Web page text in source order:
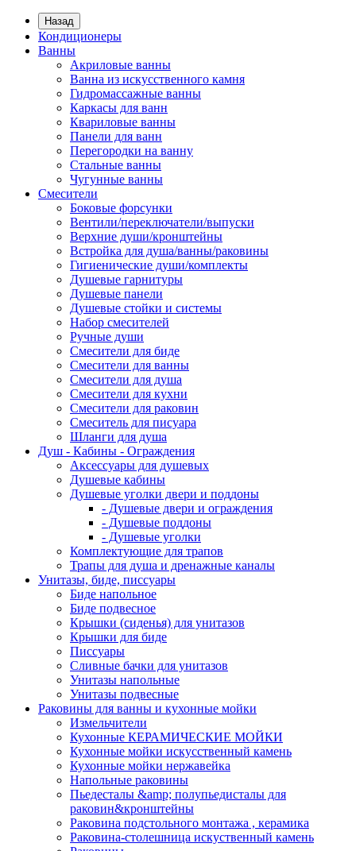
Назад
Кондиционеры
Ванны
Акриловые ванны
Ванна из искусственного камня
Гидромассажные ванны
Каркасы для ванн
Квариловые ванны
Панели для ванн
Перегородки на ванну
Стальные ванны
Чугунные ванны
Смесители
Боковые форсунки
Вентили/переключатели/выпуски
Верхние души/кронштейны
Встройка для душа/ванны/раковины
Гигиенические души/комплекты
Душевые гарнитуры
Душевые панели
Душевые стойки и системы
Набор смесителей
Ручные души
Смесители для биде
Смесители для ванны
Смесители для душа
Смесители для кухни
Смесители для раковин
Смеситель для писуара
Шланги для душа
Душ - Кабины - Ограждения
Аксессуары для душевых
Душевые кабины
Душевые уголки двери и поддоны
- Душевые двери и ограждения
- Душевые поддоны
- Душевые уголки
Комплектующие для трапов
Трапы для душа и дренажные каналы
Унитазы, биде, писсуары
Биде напольное
Биде подвесное
Крышки (сиденья) для унитазов
Крышки для биде
Писсуары
Сливные бачки для унитазов
Унитазы напольные
Унитазы подвесные
Раковины для ванны и кухонные мойки
Измельчители
Кухонные КЕРАМИЧЕСКИЕ МОЙКИ
Кухонные мойки искусственный камень
Кухонные мойки нержавейка
Напольные раковины
Пьедесталы &amp; полупьедисталы для
раковин&кронштейны
Раковина подстольного монтажа , керамика
Раковина-столешница искуственный камень